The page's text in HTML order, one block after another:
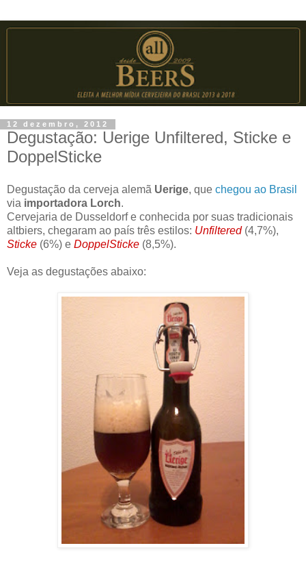
12 dezembro, 2012
Degustação: Uerige Unfiltered, Sticke e
DoppelSticke
Degustação da cerveja alemã Uerige, que chegou ao Brasil
via importadora Lorch.
Cervejaria de Dusseldorf e conhecida por suas tradicionais
altbiers, chegaram ao país três estilos: Unfiltered(4,7%),
Sticke (6%) e DoppelSticke (8,5%).
Veja as degustações abaixo: